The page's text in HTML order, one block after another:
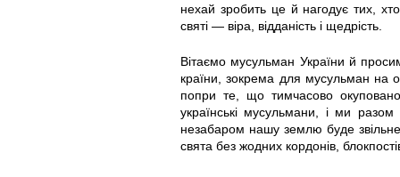
u
k
r
_
нехай зробить це й нагодує тих,
святі — віра, відданість і щедрість.
Вітаємо мусульман України й
країни, зокрема для мусульман на
попри те, що тимчасово
українські мусульмани, і ми
незабаром нашу землю буде
свята без жодних кордонів,